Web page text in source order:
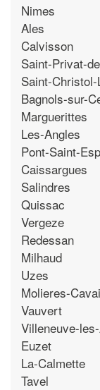
Nimes
Ales
Calvisson
Saint-Privat-
Saint-
Bagnols-sur-
Marguerittes
Les-Angles
Pont-Saint-
Caissargues
Salindres
Quissac
Vergeze
Redessan
Milhaud
Uzes
Molieres-
Vauvert
Villeneuve-
Euzet
La-Calmette
Tavel